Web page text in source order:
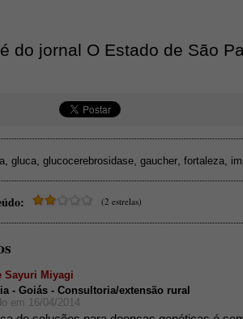
do jornal O Estado de São
gluca glucocerebrosidase gaucher fortaleza
(2 estrelas)
Sayuri Miyagi
- Goiás - Consultoria/extensão rural
em 16/04/2014